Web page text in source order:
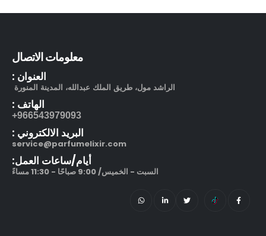
معلومات الاتصال
العنوان :
الراشد مول، طريق الملك عبدالله، المدينة المنورة
الهاتف :
966543979093+
البريد الالكتروني :
service@parfumelixir.com
أيام/ساعات العمل:
السبت - الخميس/ 9:00 صباحًا - 11:30 مساءً